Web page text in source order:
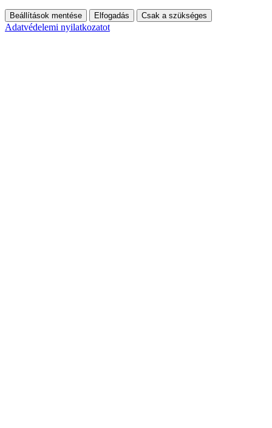
Beállítások mentése Elfogadás Csak a szükséges
Adatvédelemi nyilatkozatot